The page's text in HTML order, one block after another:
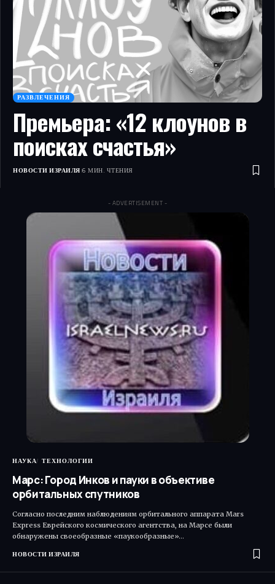
РАЗВЛЕЧЕНИЯ
Премьера: «12 клоунов в
поисках счастья»
НОВОСТИ ИЗРАИЛЯ 6 МИН. ЧТЕНИЯ
- ADVERTISEMENT -
НАУКА ТЕХНОЛОГИИ
Марс: Город Инков и пауки в объективе
орбитальных спутников
Согласно последним наблюдениям орбитального аппарата Mars
Express Еврейского космического агентства, на Марсе были
обнаружены своеобразные «паукообразные»…
НОВОСТИ ИЗРАИЛЯ